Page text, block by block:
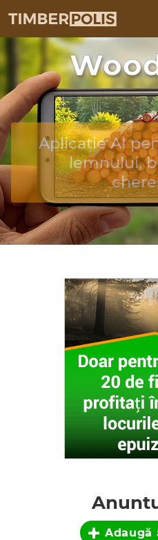
Aplicație AI
lemnului,
Adaugă